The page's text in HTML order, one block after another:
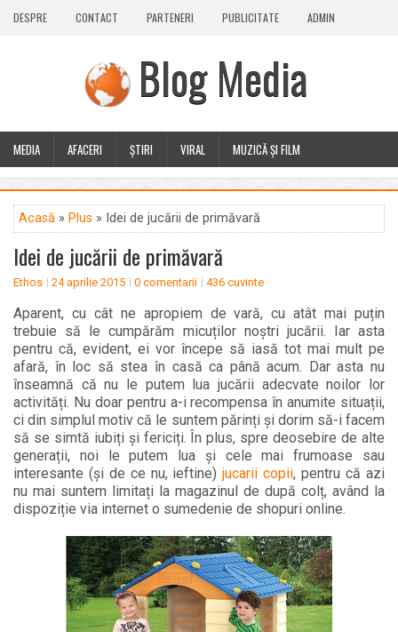
DESPRE CONTACT PARTENERI PUBLICITATE ADMIN
Blog Media
MEDIA AFACERI ȘTIRI VIRAL
MUZICĂ ȘI FILM
CALEIDOSCOP
BLOG GUEST POST PLUS
Acasă » Plus » Idei de jucării de primăvară
Idei de jucării de primăvară
Ethos 24 aprilie 2015 0 comentarii 436 cuvinte
Aparent, cu cât ne apropiem de vară, cu atât mai puțin
trebuie să le cumpărăm micuților noștri jucării. Iar asta
pentru că, evident, ei vor începe să iasă tot mai mult pe
afară, în loc să stea în casă ca până acum. Dar asta nu
înseamnă că nu le putem lua jucării adecvate noilor lor
activități. Nu doar pentru a-i recompensa în anumite situații,
ci din simplul motiv că le suntem părinți și dorim să-i facem
să se simtă iubiți și fericiți. În plus, spre deosebire de alte
generații, noi le putem lua și cele mai frumoase sau
interesante (și de ce nu, ieftine)jucarii copii, pentru că azi
nu mai suntem limitați la magazinul de după colț, având la
dispoziție via internet o sumedenie de shopuri online.